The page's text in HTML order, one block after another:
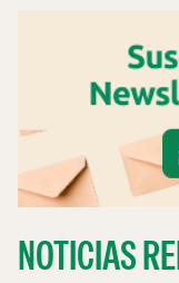
NOTICIAS